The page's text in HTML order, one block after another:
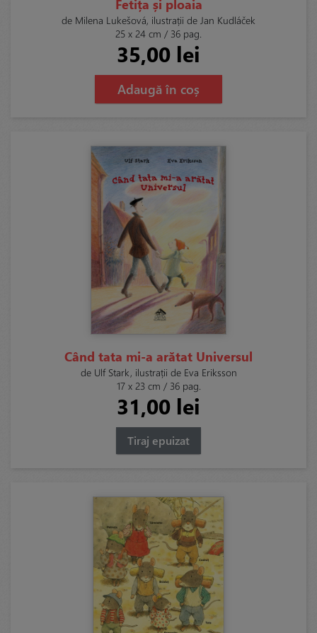
Fetița și ploaia
de Milena Lukešová, ilustrații de Jan Kudláček
25 x 24 cm / 36 pag.
35,00 lei
Adaugă în coș
Când tata mi-a arătat Universul
de Ulf Stark, ilustrații de Eva Eriksson
17 x 23 cm / 36 pag.
31,00 lei
Tiraj epuizat